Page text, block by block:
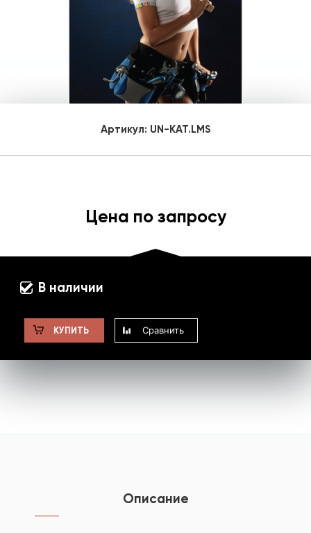
Артикул: UN-KAT.LMS
Цена по запросу
В наличии
КУПИТЬ Сравнить
Описание